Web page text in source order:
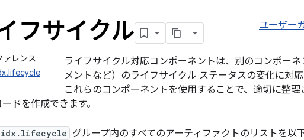
フサイクル ユーザー
ァレンス
ライフサイクル対応コンポーネントは、別のコンポー
メントなど）のライフサイクル ステータスの変化に対応
これらのコンポーネントを使用することで、適切に整
ドを作成できます。
グループ内のすべてのアーティファクトのリストを以